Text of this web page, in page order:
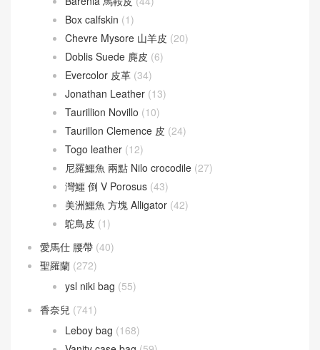
Roulis(190)
Roulis 18(155)
Roulis 23(20)
Verrou 17 (74)
Verrou 21 (55)
愛馬仕(60)
Berline(9)
Cherche(24)
Victoria (8)
愛馬仕 拖鞋(121)
愛馬仕 皮革(415)
Barenia 馬鞍皮
Box calfskin
Chevre Mysore 山羊皮
Doblis Suede 麂皮
Evercolor 皮革
(34)
Jonathan Leather
(13)